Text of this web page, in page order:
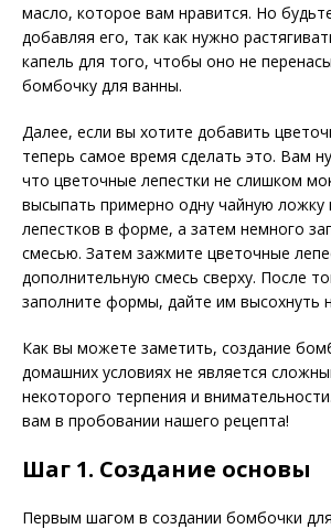
масло, которое вам нравится. Но
добавляя его, так как нужно
капель для того, чтобы оно не
бомбочку для ванны.
Далее, если вы хотите добавить
теперь самое время сделать это. Вам
что цветочные лепестки не слишком
высыпать примерно одну чайную ложку
лепестков в форме, а затем немного
смесью. Затем зажмите цветочные
дополнительную смесь сверху. После
заполните формы, дайте им высохнуть
Как вы можете заметить, создание
домашних условиях не является
некоторого терпения и
вам в пробовании нашего рецепта!
Шаг 1. Создание основы
Первым шагом в создании бомбочки